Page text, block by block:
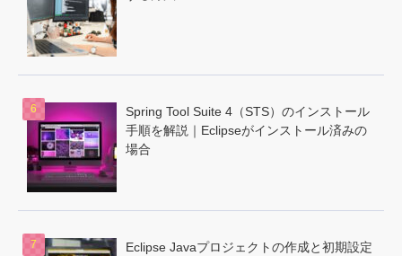
Spring Tool Suite 4（STS）のインストール
手順を解説｜Eclipseがインストール済みの
場合
Eclipse Javaプロジェクトの作成と初期設定